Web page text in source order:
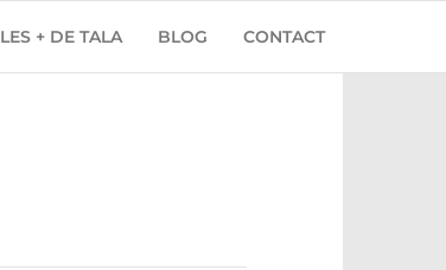
LES + DE TALA BLOG CONTACT